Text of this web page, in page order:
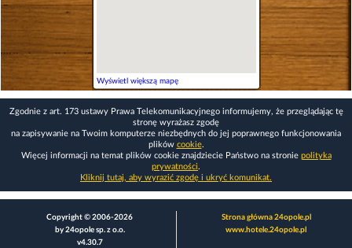
Wyświetl większą mapę
Zgodnie z art. 173 ustawy Prawa Telekomunikacyjnego informujemy, że przeglądając tę
stronę wyrażasz zgodę
na zapisywanie na Twoim komputerze niezbędnych do jej poprawnego funkcjonowania
plików cookie.
Więcej informacji na temat plików cookie znajdziecie Państwo na stronie polityka
prywatności.
Kliknij tutaj, aby wyrazić zgodę i ukryć komunikat.
Copyright © 2006-2026
by 24opole sp. z o.o.
v4.30.7
Strona główna 24opole.pl
www.hotele.24opole.pl